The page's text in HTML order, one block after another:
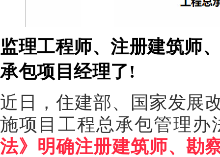
监理工程师、注册建筑师
承包项目经理了!
近日，住建部、国家发展
施项目工程总承包管理办
法》明确注册建筑师、勘